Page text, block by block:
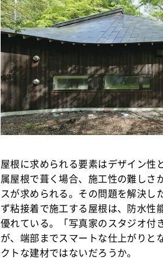
屋根に求められる要素はデザイン性
属屋根で葺く場合、施工性の難しさ
スが求められる。その問題を解決し
ず粘接着で施工する屋根は、防水性
優れている。「写真家のスタジオ付
が、端部までスマートな仕上がりと
クトな建材ではないだろうか。